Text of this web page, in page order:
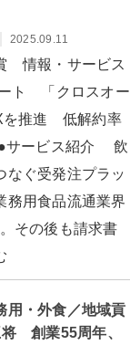
2025.09.11
情報・サービス
ト 「クロスオー
推進 低解約率
サービス紹介 飲
なぐ受発注プラッ
務用食品流通業界
その後も請求書
用・外食／地域貢
創業55周年、